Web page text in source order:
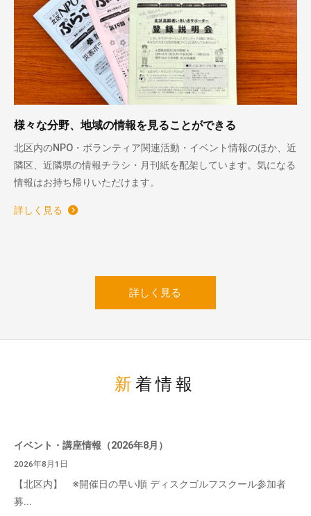
様々な分野、地域の情報を見ることができる
北区内のNPO・ボランティア関連活動・イベント情報のほか、近
隣区、近隣県の情報チラシ・月刊紙を配架しています。気になる
情報はお持ち帰りいただけます。
詳しく見る
詳しく見る
新着情報
イベント・講座情報（2026年8月）
2026年8月1日
【北区内】 ※開催日の早い順 ディスクゴルフスクール参加者
募...